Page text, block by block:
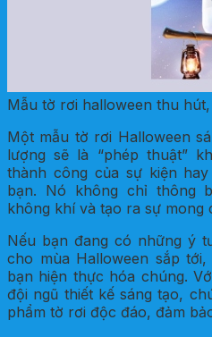
Mẫu tờ rơi halloween thu
Một mẫu tờ rơi Halloween
lượng sẽ là “phép thuật”
thành công của sự kiện
bạn. Nó không chỉ thông
không khí và tạo ra sự mong
Nếu bạn đang có những ý
cho mùa Halloween sắp
bạn hiện thực hóa chúng.
đội ngũ thiết kế sáng tạo,
phẩm tờ rơi độc đáo, đảm